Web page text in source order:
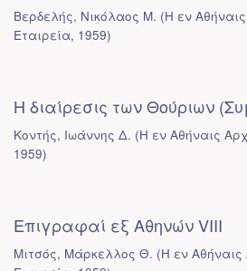
Βερδελής, Νικόλαος Μ. (Η εν
Εταιρεία, 1959)
Η διαίρεσις των Θούριων
Κοντής, Ιωάννης Δ. (Η εν Αθήναις
1959)
Επιγραφαί εξ Αθηνών VIII
Μιτσός, Μάρκελλος Θ. (Η εν Αθήναις